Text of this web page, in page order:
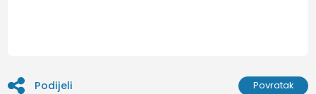
Podijeli Povratak